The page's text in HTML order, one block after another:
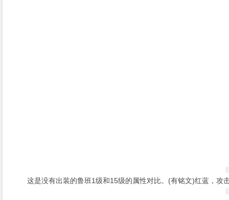
这是没有出装的鲁班1级和15级的属性对比。(有铭文)红蓝，攻